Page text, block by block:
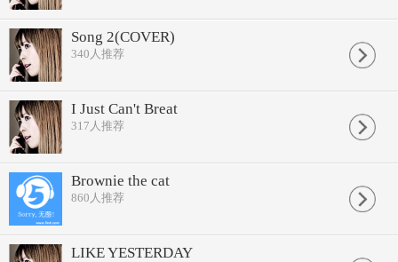
Song 2(COVER)
340 人推荐
I Just Can't Breat
317 人推荐
Brownie the cat
860 人推荐
LIKE YESTERDAY